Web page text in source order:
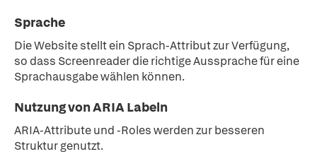
Sprache
Die Website stellt ein Sprach-Attribut zur Verfügung,
so dass Screenreader die richtige Aussprache für eine
Sprachausgabe wählen können.
Nutzung von ARIA Labeln
ARIA-Attribute und -Roles werden zur besseren
Struktur genutzt.